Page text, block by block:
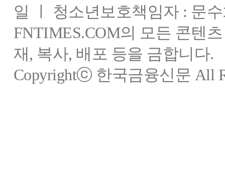
일 ㅣ 청소년보호책임자 : 문
FNTIMES.COM의 모든 콘텐
재, 복사, 배포 등을 금합니다.
Copyrightⓒ 한국금융신문 All